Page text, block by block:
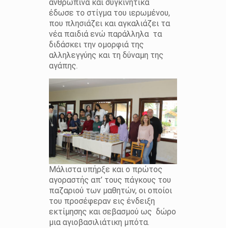
ανθρώπινα και συγκινητικά
έδωσε το στίγμα του ιερωμένου,
που πλησιάζει και αγκαλιάζει τα
νέα παιδιά ενώ παράλληλα τα
διδάσκει την ομορφιά της
αλληλεγγύης και τη δύναμη της
αγάπης.
Μάλιστα υπήρξε και ο πρώτος
αγοραστής απ’ τους πάγκους του
παζαριού των μαθητών, οι οποίοι
του προσέφεραν εις ένδειξη
εκτίμησης και σεβασμού ως δώρο
μια αγιοβασιλιάτικη μπότα.